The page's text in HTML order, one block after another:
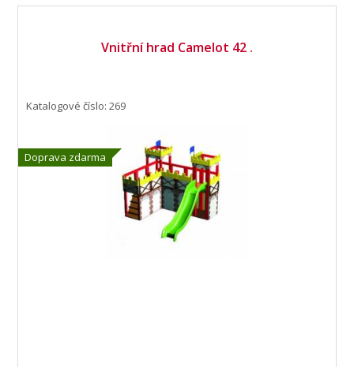
Vnitřní hrad Camelot 42 .
Doprava zdarma
Katalogové číslo: 269